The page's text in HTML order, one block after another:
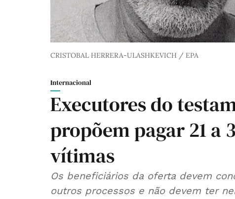
CRISTOBAL HERRERA-ULASHKEVICH / EPA
Internacional
Executores do
propõem pagar 21 a
vítimas
Os beneficiários da oferta devem
outros processos e não devem ter